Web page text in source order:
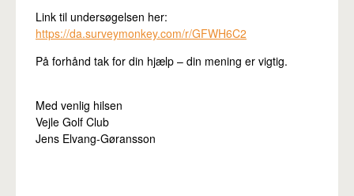
Link til undersøgelsen her:
https://da.surveymonkey.com/r/GFWH6C2
På forhånd tak for din hjælp – din mening er vigtig.
Med venlig hilsen
Vejle Golf Club
Jens Elvang-Gøransson